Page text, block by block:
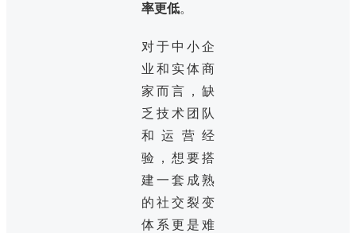
率更低。
对于中小企
业和实体商
家而言，缺
乏技术团队
和运营经
验，想要搭
建一套成熟
的社交裂变
体系更是难